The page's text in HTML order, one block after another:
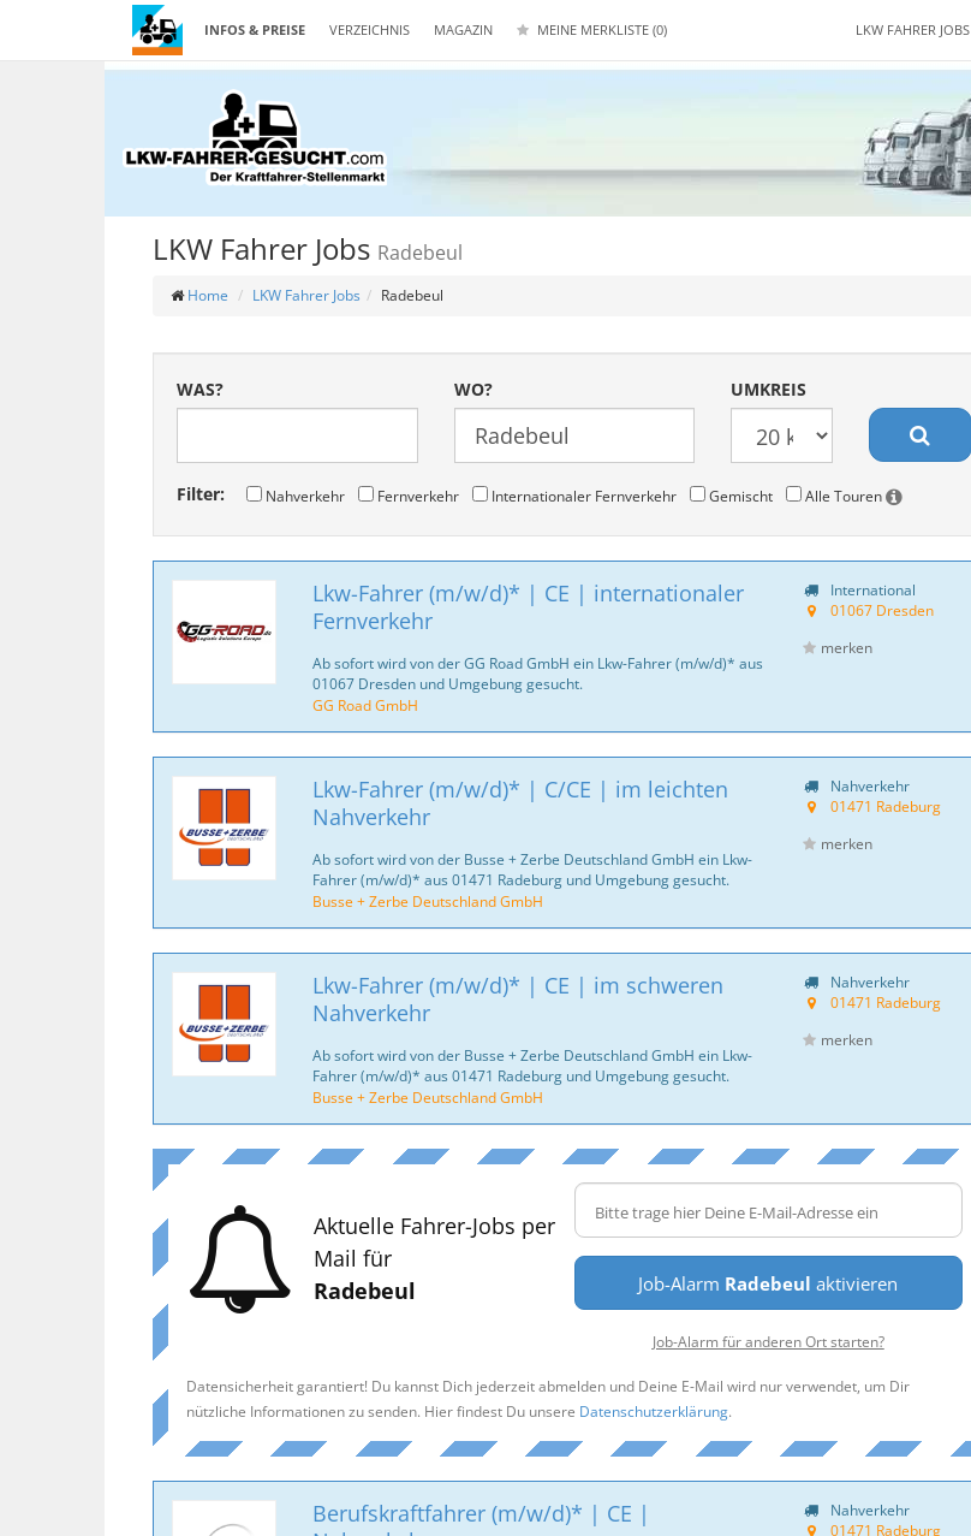
INFOS & PREISE VERZEICHNIS MAGAZIN MEINE MERKLISTE (0) LKW FAHRER JOBS
LKW Fahrer Jobs Radebeul
Home LKW Fahrer Jobs Radebeul
WAS? WO? UMKREIS
Filter: Nahverkehr Fernverkehr Internationaler Fernverkehr Gemischt Alle Touren
Lkw-Fahrer (m/w/d)* | CE | internationaler
Fernverkehr
Ab sofort wird von der GG Road GmbH ein Lkw-Fahrer (m/w/d)* aus
01067 Dresden und Umgebung gesucht.
GG Road GmbH
International
01067 Dresden
merken
Lkw-Fahrer (m/w/d)* | C/CE | im leichten
Nahverkehr
Ab sofort wird von der Busse + Zerbe Deutschland GmbH ein Lkw-
Fahrer (m/w/d)* aus 01471 Radeburg und Umgebung gesucht.
Busse + Zerbe Deutschland GmbH
Nahverkehr
01471 Radeburg
merken
Lkw-Fahrer (m/w/d)* | CE | im schweren
Nahverkehr
Ab sofort wird von der Busse + Zerbe Deutschland GmbH ein Lkw-
Fahrer (m/w/d)* aus 01471 Radeburg und Umgebung gesucht.
Busse + Zerbe Deutschland GmbH
Nahverkehr
01471 Radeburg
merken
Aktuelle Fahrer-Jobs per
Mail für
Radebeul
Job-Alarm Radebeul aktivieren
Job-Alarm für anderen Ort starten?
Datensicherheit garantiert! Du kannst Dich jederzeit abmelden und Deine E-Mail wird nur verwendet, um Dir
nützliche Informationen zu senden. Hier findest Du unsere Datenschutzerklärung.
Berufskraftfahrer (m/w/d)* | CE |
Nahverkehr
01471 Radeburg